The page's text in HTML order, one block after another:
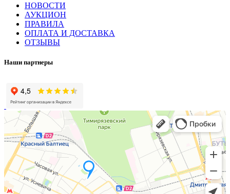
НОВОСТИ
АУКЦИОН
ПРАВИЛА
ОПЛАТА И ДОСТАВКА
ОТЗЫВЫ
Наши партнеры